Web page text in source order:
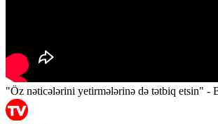
"Öz nəticələrini yetirmələrinə də tətbiq etsin" -